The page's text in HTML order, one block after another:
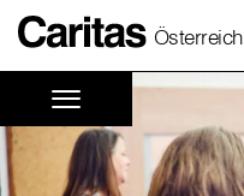
Österreich